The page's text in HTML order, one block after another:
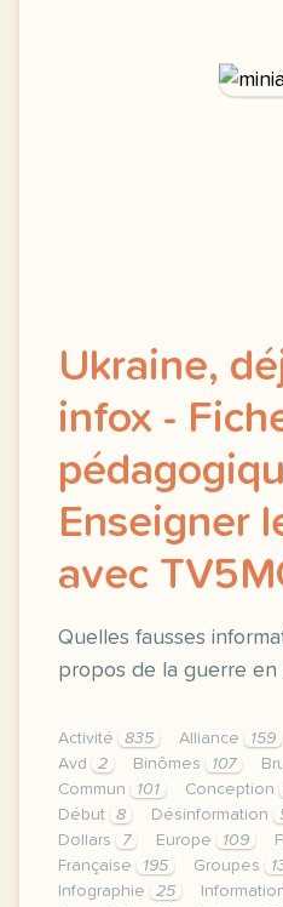
Ukraine,
infox -
Enseigner
avec
Quelles fausses
propos de la guerre en
Activité 835 Alliance 159
Avd
2 Binômes 107
Commun
101 Conception
Début
8 Désinformation
Dollars
7 Europe 109
Française
195 Groupes
Infographie
25